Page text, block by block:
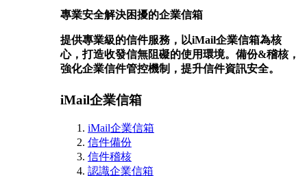
專業安全解決困擾的企業信箱
提供專業級的信件服務，以iMail企業信箱為核
心，打造收發信無阻礙的使用環境。備份&稽核，
強化企業信件管控機制，提升信件資訊安全。
iMail企業信箱
iMail企業信箱
信件備份
信件稽核
認識企業信箱